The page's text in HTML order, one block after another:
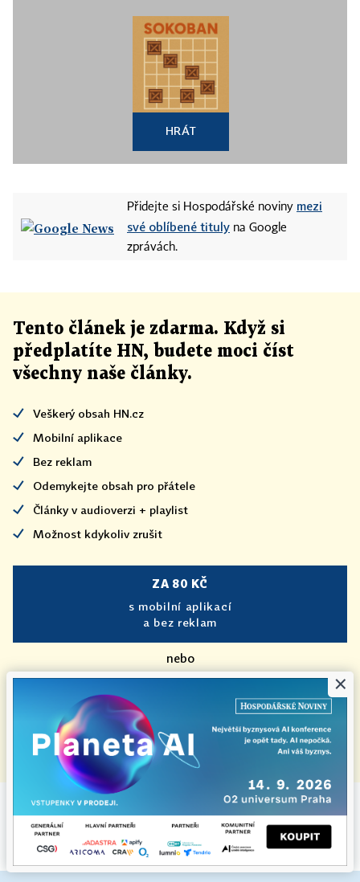
HRÁT
Přidejte si Hospodářské noviny mezi
své oblíbené tituly na Google
zprávách.
Tento článek je zdarma. Když si
předplatíte HN, budete moci číst
všechny naše články.
Veškerý obsah HN.cz
Mobilní aplikace
Bez reklam
Odemykejte obsah pro přátele
Články v audioverzi + playlist
Možnost kdykoliv zrušit
ZA 80 KČ
s mobilní aplikací
a bez reklam
nebo
bez mobilní aplikace
a s reklamou
|Předplatné HN+ je zcela bez reklam.
×